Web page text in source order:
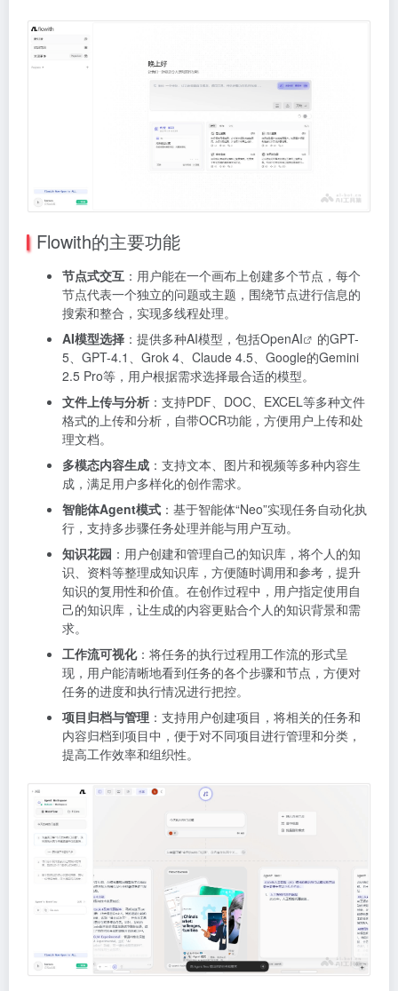
Flowith的主要功能
节点式交互 ：用户能在一个画布上创建多个节点，每个
节点代表一个独立的问题或主题，围绕节点进行信息的
搜索和整合，实现多线程处理。
AI模型选择 ：提供多种AI模型，包括OpenAI
的GPT-
5、GPT-4.1、Grok 4、Claude 4.5、Google的Gemini
2.5 Pro等，用户根据需求选择最合适的模型。
文件上传与分析 ：支持PDF、DOC、EXCEL等多种文件
格式的上传和分析，自带OCR功能，方便用户上传和处
理文档。
多模态内容生成 ：支持文本、图片和视频等多种内容生
成，满足用户多样化的创作需求。
智能体Agent模式 ：基于智能体“Neo”实现任务自动化执
行，支持多步骤任务处理并能与用户互动。
知识花园 ：用户创建和管理自己的知识库，将个人的知
识、资料等整理成知识库，方便随时调用和参考，提升
知识的复用性和价值。在创作过程中，用户指定使用自
己的知识库，让生成的内容更贴合个人的知识背景和需
求。
工作流可视化：将任务的执行过程用工作流的形式呈
现，用户能清晰地看到任务的各个步骤和节点，方便对
任务的进度和执行情况进行把控。
项目归档与管理 ：支持用户创建项目，将相关的任务和
内容归档到项目中，便于对不同项目进行管理和分类，
提高工作效率和组织性。